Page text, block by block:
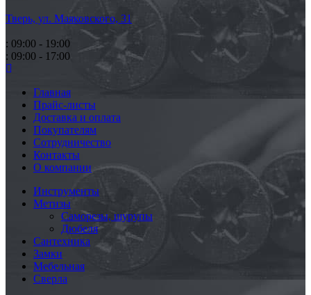
Тверь, ул. Маяковского, 31
: 09:00 - 19:00
: 09:00 - 17:00
Главная
Прайс-листы
Доставка и оплата
Покупателям
Сотрудничество
Контакты
О компании
Инструменты
Метизы
Саморезы, шурупы
Дюбеля
Сантехника
Замки
Мебельная
Сверла